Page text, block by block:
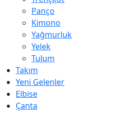
Panço
Kimono
Yağmurluk
Yelek
Tulum
Takım
Yeni Gelenler
Elbise
Çanta